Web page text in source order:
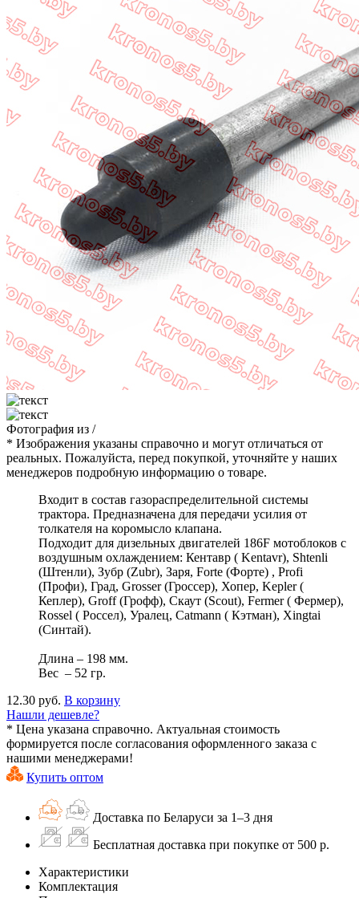
Фотография из /
* Изображения указаны справочно и могут отличаться от
реальных. Пожалуйста, перед покупкой, уточняйте у наших
менеджеров подробную информацию о товаре.
Входит в состав газораспределительной системы
трактора. Предназначена для передачи усилия от
толкателя на коромысло клапана.
Подходит для дизельных двигателей 186F мотоблоков с
воздушным охлаждением: Кентавр ( Kentavr), Shtenli
(Штенли), Зубр (Zubr), Заря, Forte (Форте) , Profi
(Профи), Град, Grosser (Гроссер), Хопер, Kepler (
Кеплер), Groff (Грофф), Скаут (Scout), Fermer ( Фермер),
Rossel ( Россел), Уралец, Catmann ( Кэтман), Xingtai
(Синтай).
Длина – 198 мм.
Вес – 52 гр.
12.30 руб. В корзину
Нашли дешевле?
* Цена указана справочно. Актуальная стоимость
формируется после согласования оформленного заказа с
нашими менеджерами!
Купить оптом
Доставка по Беларуси за 1–3 дня
Бесплатная доставка при покупке от 500 р.
Характеристики
Комплектация